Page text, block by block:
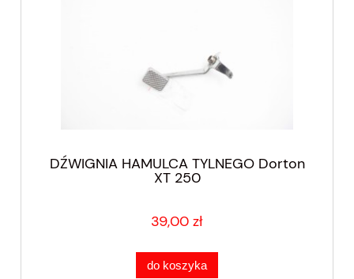
DŹWIGNIA HAMULCA TYLNEGO Dorton
XT 250
39,00 zł
do koszyka